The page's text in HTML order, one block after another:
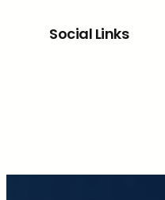
Social Links